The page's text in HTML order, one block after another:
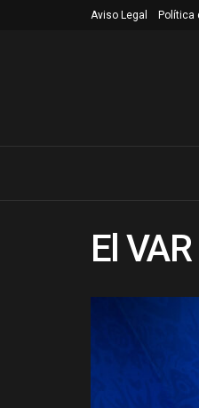
Aviso Legal Política
El